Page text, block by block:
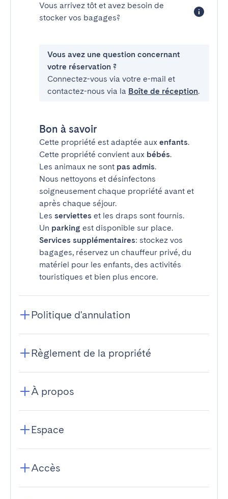
Vous arrivez tôt et avez besoin de
stocker vos bagages?
Vous avez une question concernant
votre réservation ?
Connectez-vous via votre e-mail et
contactez-nous via la Boîte de réception.
Bon à savoir
Cette propriété est adaptée aux enfants.
Cette propriété convient aux bébés.
Les animaux ne sont pas admis.
Nous nettoyons et désinfectons
soigneusement chaque propriété avant et
après chaque séjour.
Les serviettes et les draps sont fournis.
Un parking est disponible sur place.
Services supplémentaires: stockez vos
bagages, réservez un chauffeur privé, du
matériel pour les enfants, des activités
touristiques et bien plus encore.
Politique d'annulation
Règlement de la propriété
À propos
Espace
Accès